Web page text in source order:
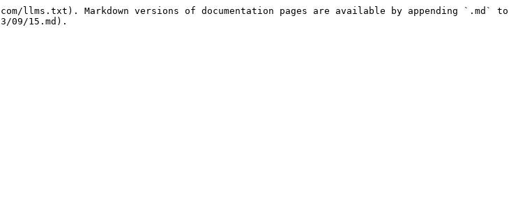
llms.txt). Markdown versions of documentation pages are available by appending `.md` to
09/15.md).